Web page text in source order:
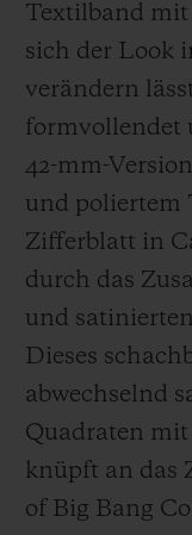
Textilband mit
sich der Look
verändern
formvollendet
42-mm-
und poliertem
Zifferblatt in
durch das
und
Dieses
abwechselnd
Quadraten
knüpft an das
of Big Bang